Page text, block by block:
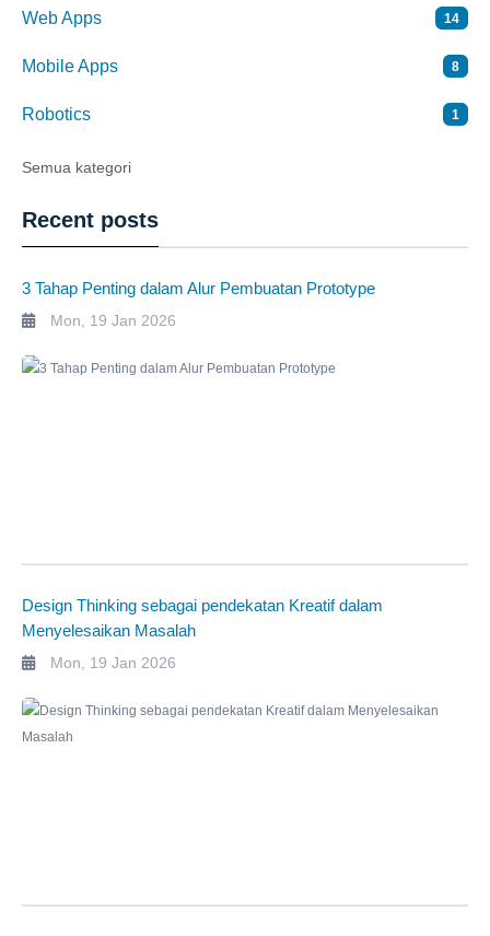
Web Apps 14
Mobile Apps 8
Robotics 1
Semua kategori
Recent posts
​3 Tahap Penting dalam Alur Pembuatan Prototype
Mon, 19 Jan 2026
Design Thinking sebagai pendekatan Kreatif dalam
Menyelesaikan Masalah
Mon, 19 Jan 2026